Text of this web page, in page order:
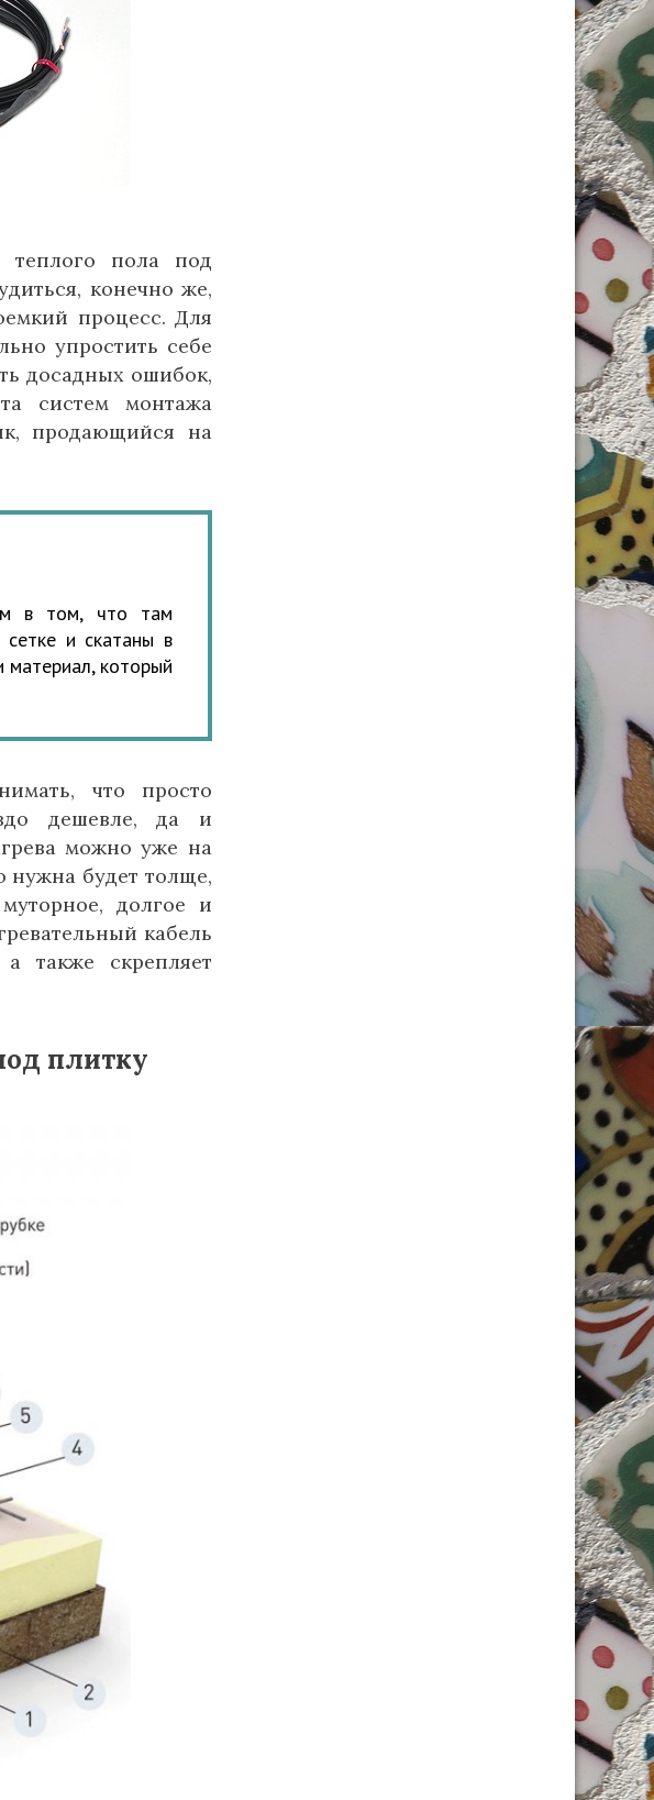
теплого пола под
конечно же,
процесс. Для
упростить себе
досадных ошибок,
систем монтажа
продающийся на
в том, что там
сетке и скатаны в
материал, который
что просто
дешевле, да и
можно уже на
нужна будет толще,
долгое и
кабель
также скрепляет
плитку